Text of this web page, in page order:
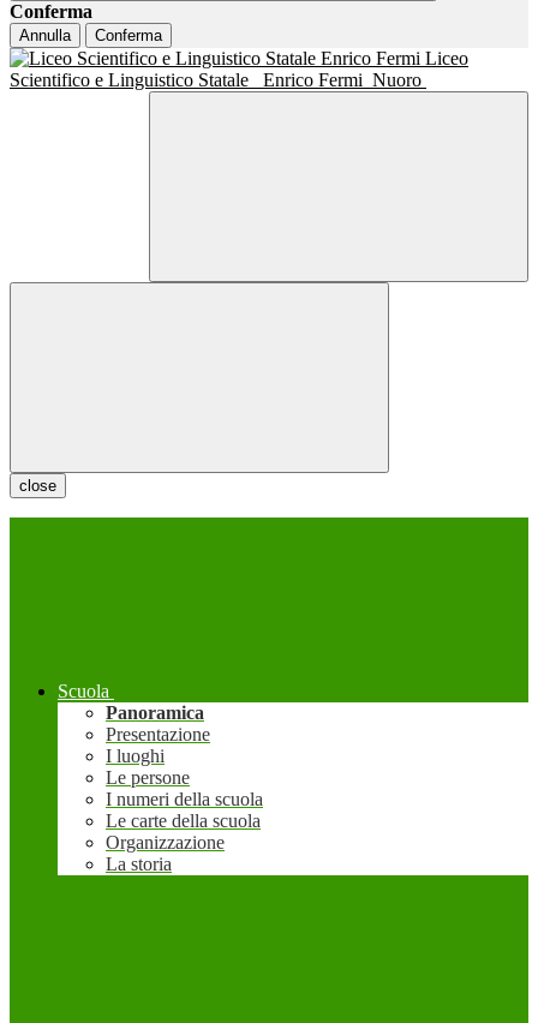
Conferma
Annulla Conferma
Liceo
Scientifico e Linguistico Statale
Enrico Fermi Nuoro
close
Scuola
Panoramica
Presentazione
I luoghi
Le persone
I numeri della scuola
Le carte della scuola
Organizzazione
La storia